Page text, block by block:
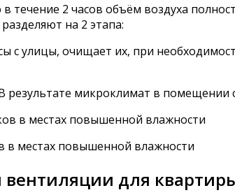
2 часов объём воздуха
на 2 этапа:
с улицы, очищает их, при
результате микроклимат в
в местах повышенной влажности
для